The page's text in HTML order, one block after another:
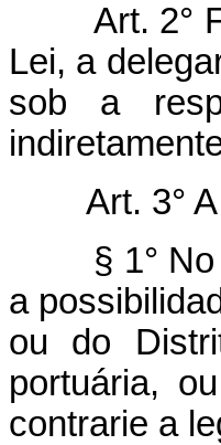
Art. 2°
Lei, a
sob a
Art. 3°
§ 1° No
a
ou do
portuária,
contrarie a